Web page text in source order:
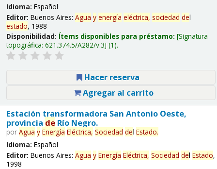
Idioma: Español
Editor: Buenos Aires: Agua y energía eléctrica, sociedad del
estado, 1988
Disponibilidad: Ítems disponibles para préstamo: Signatura
topográfica: 621.374.5/A282/v.3 (1).
Hacer reserva
Agregar al carrito
Estación transformadora San Antonio Oeste,
provincia deRío Negro.
por Agua y Energía Eléctrica, Sociedad del Estado.
Idioma: Español
Editor: Buenos Aires: Agua y Energía Eléctrica, Sociedad del Estado,
1998